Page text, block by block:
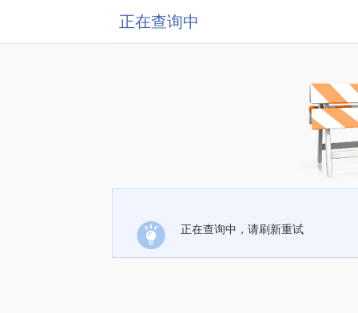
正在查询中
正在查询中，请刷新重试